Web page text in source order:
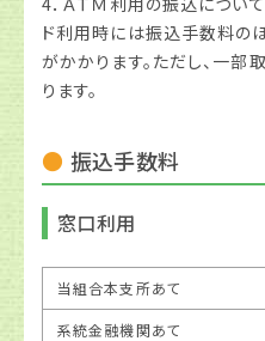
ド利用時には振込手数料の
がかかります。ただし、一
ります。
振込手数料
窓口利用
当組合本支所あて
系統金融機関あて